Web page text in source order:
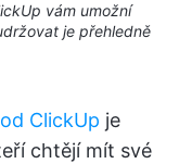
vám umožní
je přehledně
ClickUp je
chtějí mít své